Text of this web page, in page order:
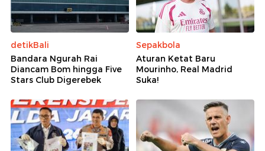
detikBali
Bandara Ngurah Rai
Diancam Bom hingga Five
Stars Club Digerebek
Sepakbola
Aturan Ketat Baru
Mourinho, Real Madrid
Suka!